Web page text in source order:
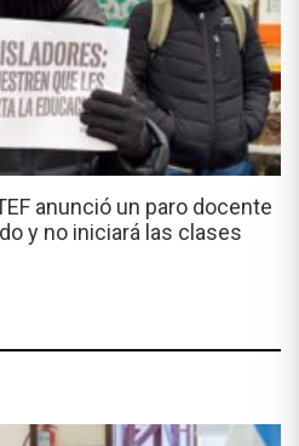
anunció un paro docente
y no iniciará las clases